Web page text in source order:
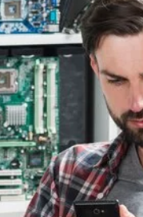
w kampaniach online:
na decyzje
barwy mogą
online i wpływać na
Dowiedz się, jakie
konwersję i przyciągają
działaniach